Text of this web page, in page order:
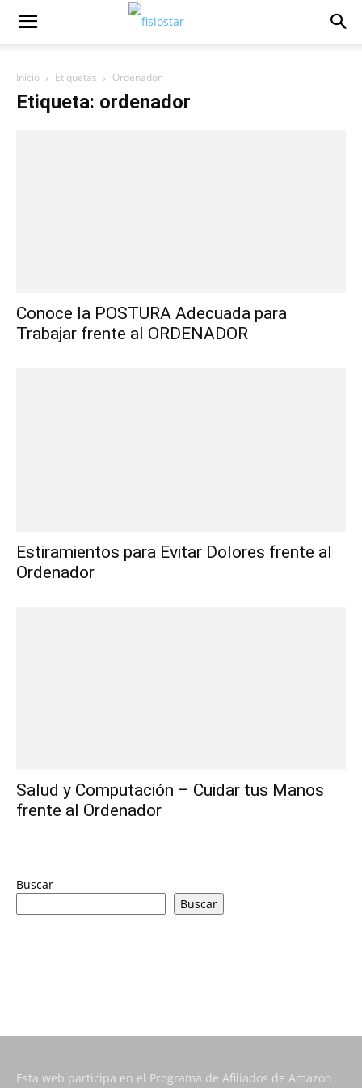
Inicio Etiquetas Ordenador
Etiqueta: ordenador
Conoce la POSTURA Adecuada para
Trabajar frente al ORDENADOR
Estiramientos para Evitar Dolores frente al
Ordenador
Salud y Computación – Cuidar tus Manos
frente al Ordenador
Buscar
Buscar
Esta web participa en el Programa de Afiliados de Amazon